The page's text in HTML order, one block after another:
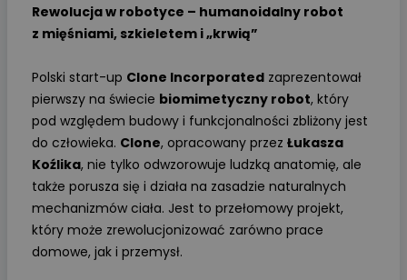
Rewolucja w robotyce – humanoidalny robot
z mięśniami, szkieletem i „krwią”
Polski start-up Clone Incorporated zaprezentował
pierwszy na świecie biomimetyczny robot, który
pod względem budowy i funkcjonalności zbliżony jest
do człowieka. Clone, opracowany przez Łukasza
Koźlika, nie tylko odwzorowuje ludzką anatomię, ale
także porusza się i działa na zasadzie naturalnych
mechanizmów ciała. Jest to przełomowy projekt,
który może zrewolucjonizować zarówno prace
domowe, jak i przemysł.